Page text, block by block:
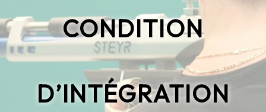
CONDITION
D’INTÉGRATION